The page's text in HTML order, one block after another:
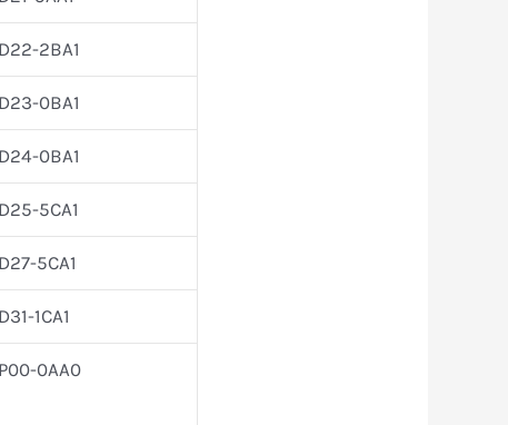
2BA1
0BA1
0BA1
5CA1
5CA1
1CA1
0AA0